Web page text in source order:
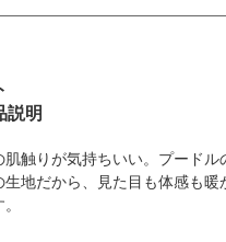
説明
肌触りが気持ちいい。プードル
生地だから、見た目も体感も暖